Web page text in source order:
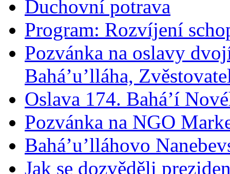
Duchovní potrava
Program: Rozvíjení
Pozvánka na oslavy
Bahá’u’lláha,
Oslava 174. Bahá’í
Pozvánka na NGO
Bahá’u’lláhovo
Jak se dozvěděli